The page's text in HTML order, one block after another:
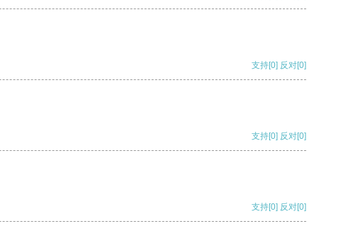
支持[0] 反对[0]
支持[0] 反对[0]
支持[0] 反对[0]